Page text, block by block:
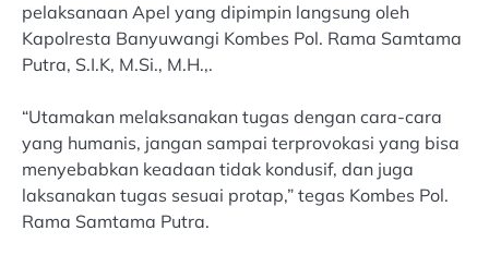
pelaksanaan Apel yang dipimpin langsung oleh
Kapolresta Banyuwangi Kombes Pol. Rama Samtama
Putra, S.I.K, M.Si., M.H.,.
“Utamakan melaksanakan tugas dengan cara-cara
yang humanis, jangan sampai terprovokasi yang bisa
menyebabkan keadaan tidak kondusif, dan juga
laksanakan tugas sesuai protap,” tegas Kombes Pol.
Rama Samtama Putra.